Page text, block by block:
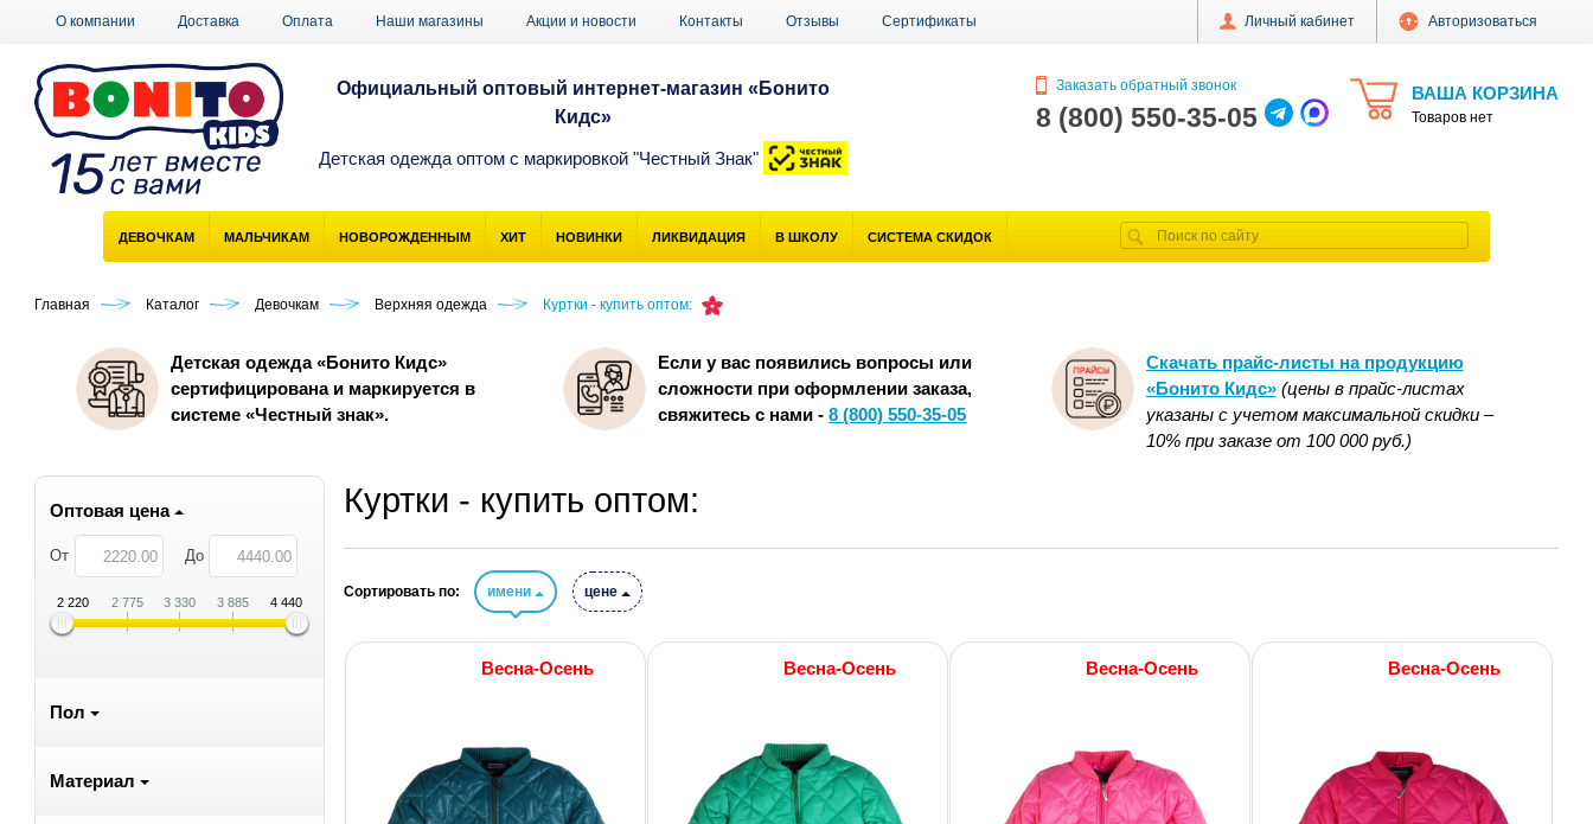
Личный кабинет Авторизоваться
О компании Доставка Оплата Наши магазины Акции и новости Контакты Отзывы Сертификаты
ВАША КОРЗИНА
Товаров нет
Заказать обратный звонок
8 (800) 550-35-05
Официальный оптовый интернет-магазин «Бонито
Кидс»
Детская одежда оптом с маркировкой "Честный Знак"
ДЕВОЧКАМ МАЛЬЧИКАМ НОВОРОЖДЕННЫМ ХИТ НОВИНКИ ЛИКВИДАЦИЯ В ШКОЛУ СИСТЕМА СКИДОК
Главная Каталог Девочкам Верхняя одежда Куртки - купить оптом:
Детская одежда «Бонито Кидс»
сертифицирована и маркируется в
системе «Честный знак».
Если у вас появились вопросы или
сложности при оформлении заказа,
свяжитесь с нами -8 (800) 550-35-05
Скачать прайс-листы на продукцию
«Бонито Кидс» (цены в прайс-листах
указаны с учетом максимальной скидки –
10% при заказе от 100 000 руб.)
Оптовая цена
От До
2 220 2 775 3 330 3 885 4 440
Пол
Материал
Куртки - купить оптом:
Сортировать по: имени цене
Весна-Осень Весна-Осень Весна-Осень Весна-Осень